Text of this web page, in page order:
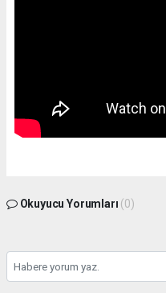
Okuyucu Yorumları (0)